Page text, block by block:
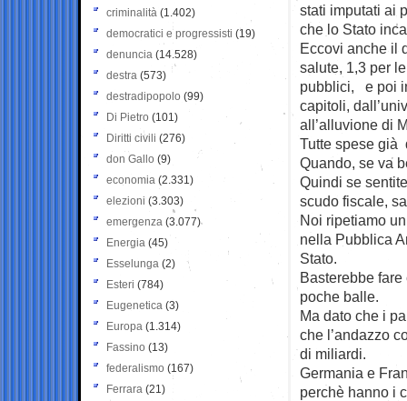
stati imputati ai
che lo Stato
Eccovi anche il
salute, 1,3 per
pubblici, e poi
capitoli,
all’alluvione di
Tutte spese già
Quando, se va
Quindi se
scudo fiscale,
Noi ripetiamo
nella Pubblica
Stato.
Basterebbe
poche balle.
Ma dato che i
che l’andazzo
di miliardi.
Germania e
perchè hanno i
criminalità (1.402)
democratici e progressisti (19)
denuncia (14.528)
destra (573)
destradipopolo (99)
Di Pietro (101)
Diritti civili (276)
don Gallo (9)
economia (2.331)
elezioni (3.303)
emergenza (3.077)
Energia (45)
Esselunga (2)
Esteri (784)
Eugenetica (3)
Europa (1.314)
Fassino (13)
federalismo (167)
Ferrara (21)